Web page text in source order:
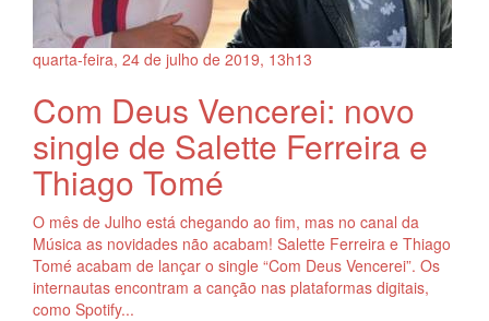
quarta-feira, 24 de julho de 2019, 13h13
Com Deus Vencerei: novo
single de Salette Ferreira e
Thiago Tomé
O mês de Julho está chegando ao fim, mas no canal da
Música as novidades não acabam! Salette Ferreira e Thiago
Tomé acabam de lançar o single “Com Deus Vencerei”. Os
internautas encontram a canção nas plataformas digitais,
como Spotify...